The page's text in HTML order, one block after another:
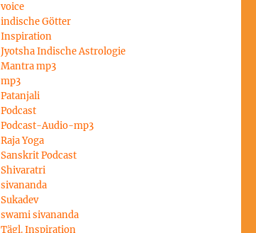
voice
indische Götter
Inspiration
Jyotsha Indische Astrologie
Mantra mp3
mp3
Patanjali
Podcast
Podcast-Audio-mp3
Raja Yoga
Sanskrit Podcast
Shivaratri
sivananda
Sukadev
swami sivananda
Tägl. Inspiration